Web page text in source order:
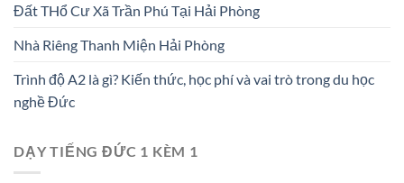
Đất THổ Cư Xã Trần Phú Tại Hải Phòng
Nhà Riêng Thanh Miện Hải Phòng
Trình độ A2 là gì? Kiến thức, học phí và vai trò trong du học
nghề Đức
DẠY TIẾNG ĐỨC 1 KÈM 1